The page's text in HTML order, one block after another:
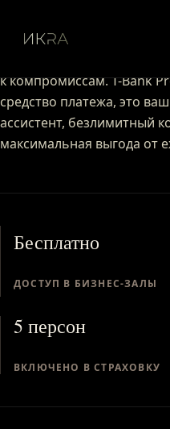
Металлическая карта,
к компромиссам. T-Bank
средство платежа, это
ассистент, безлимитный
максимальная выгода от
Бесплатно
ДОСТУП В БИЗНЕС-ЗАЛЫ
5 персон
ВКЛЮЧЕНО В СТРАХОВКУ